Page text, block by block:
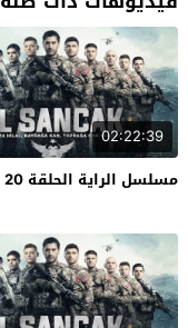
02:22:39
مسلسل الراية الحلقة 20